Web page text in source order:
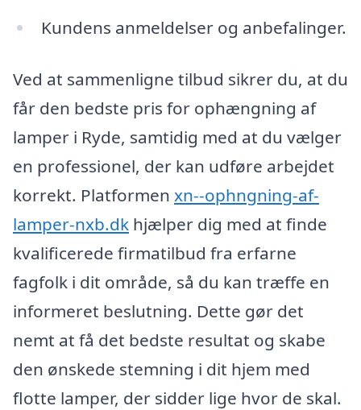
Kundens anmeldelser og anbefalinger.
Ved at sammenligne tilbud sikrer du, at du
får den bedste pris for ophængning af
lamper i Ryde, samtidig med at du vælger
en professionel, der kan udføre arbejdet
korrekt. Platformen xn--ophngning-af-
lamper-nxb.dk hjælper dig med at finde
kvalificerede firmatilbud fra erfarne
fagfolk i dit område, så du kan træffe en
informeret beslutning. Dette gør det
nemt at få det bedste resultat og skabe
den ønskede stemning i dit hjem med
flotte lamper, der sidder lige hvor de skal.